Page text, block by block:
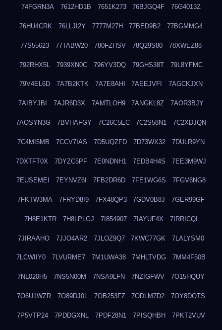
74FGRN3A 7612HD1B 7651K273 76BJGQ4F 76G4013Z
76HU4CRK 76LLJI2Y 7777M27H 77BED9B2 77BGMMG4
77S55623 77TABW20 780FZHSV 78Q29S80 78XWEZ88
792RHX5L 7939XN0C 796YV3DQ 79GHS38T 79L8YFMC
79V4EL6D 7A7B2KTK 7A7E8AHI 7AEEJVFI 7AGCKJXN
7AIBYJBI 7AJR6D3X 7AMTLOH9 7ANGKL8Z 7AOR3BJY
7AOSYN3G 7BVHAFGY 7C26C5EC 7C2S58N1 7C2XDJQN
7C4MI5MB 7CCV7IAS 7D5UQZFD 7D73WX32 7DULR9YN
7DXTFT0X 7DYZC5PF 7E0NDNH1 7EDB4H4S 7EE3M9WJ
7EUSEMEI 7EYNVZ6I 7FB2DR6D 7FE1WG6S 7FGV6NG8
7FKTW3MA 7FRYD8I9 7FX48QP3 7GDV0B8J 7GER99GF
7H8E1KTR 7H8LPLGJ 7I854907 7IAYUF4X 7IRRICQI
7JIRAAHO 7JJO4AR2 7JLOZ9Q7 7KWC77GK 7LALYSM0
7LCWIIY0 7LVURME7 7M1UWA38 7MHLTVDG 7MM4F50B
7NL020H5 7NS5N00M 7NSA9LFN 7NZIGFWV 7O15HQUY
7O6U1WZR 7O89DJ0L 7OB253FZ 7ODLM7D2 7OY8DOTS
7P5VTP24 7PDDGXNL 7PDF28N1 7PISQHBH 7PKT2VUV